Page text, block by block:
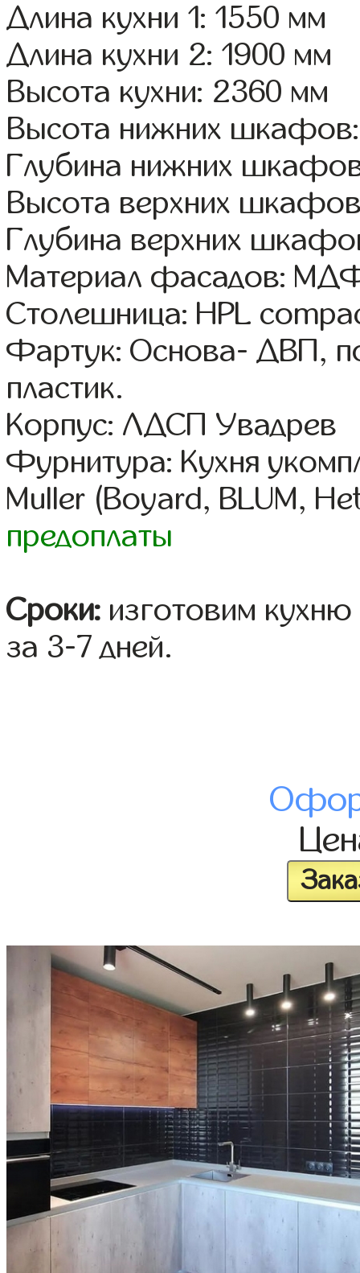
Длина кухни 1: 1550 мм
Длина кухни 2: 1900 мм
Высота кухни: 2360 мм
Высота нижних
Глубина нижних
Высота верхних
Глубина верхних
Материал фасадов:
Столешница: HPL
Фартук: Основа- ДВП,
пластик.
Корпус: ЛДСП Увадрев
Фурнитура: Кухня
Muller (Boyard, BLUM,
предоплаты
Сроки: изготовим
за 3-7 дней.